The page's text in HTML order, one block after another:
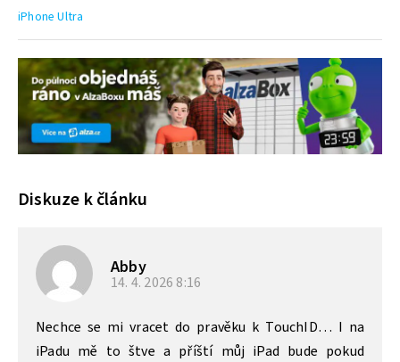
iPhone Ultra
Diskuze k článku
Abby
14. 4. 2026 8:16
Nechce se mi vracet do pravěku k TouchID… I na
iPadu mě to štve a příští můj iPad bude pokud